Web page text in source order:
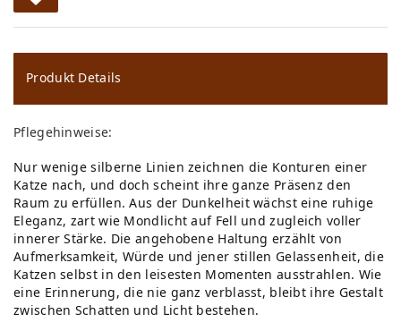
W
u
ns
ch
lis
te
Produkt Details
Pflegehinweise:
Nur wenige silberne Linien zeichnen die Konturen einer
Katze nach, und doch scheint ihre ganze Präsenz den
Raum zu erfüllen. Aus der Dunkelheit wächst eine ruhige
Eleganz, zart wie Mondlicht auf Fell und zugleich voller
innerer Stärke. Die angehobene Haltung erzählt von
Aufmerksamkeit, Würde und jener stillen Gelassenheit, die
Katzen selbst in den leisesten Momenten ausstrahlen. Wie
eine Erinnerung, die nie ganz verblasst, bleibt ihre Gestalt
zwischen Schatten und Licht bestehen.